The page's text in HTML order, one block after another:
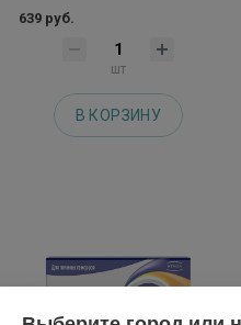
639 руб.
шт
В КОРЗИНУ